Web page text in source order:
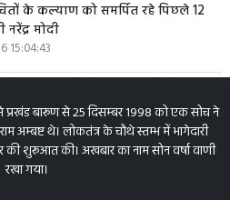
के कल्याण को समर्पित रहे पिछले 12
नरेंद्र मोदी
15:04:43
बारूण से 25 दिसम्बर 1998 को एक सोच ने
अम्बष्ट थे। लोकतंत्र के चौथे स्तम्भ में भागेदारी
की शुरूआत की। अखबार का नाम सोन वर्षा वाणी
रखा गया।